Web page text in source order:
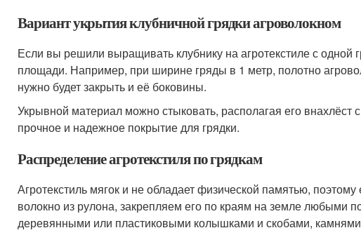
Вариант укрытия клубничной грядки агроволокном
Если вы решили выращивать клубнику на агротекстиле с одной
площади. Например, при ширине гряды в 1 метр, полотно
нужно будет закрыть и её боковины.
Укрывной материал можно стыковать, располагая его внахлёст
прочное и надежное покрытие для грядки.
Распределение агротекстиля по грядкам
Агротекстиль мягок и не обладает физической памятью,
волокно из рулона, закрепляем его по краям на земле любыми
деревянными или пластиковыми колышками и скобами,